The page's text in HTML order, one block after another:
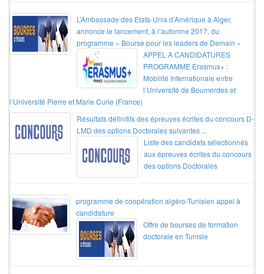
L’Ambassade des Etats-Unis d’Amérique à Alger,
annonce le lancement, à l’automne 2017, du
programme « Bourse pour les leaders de Demain »
APPEL A CANDIDATURES
PROGRAMME Erasmus+ :
Mobilité Internationale entre
l’Université de Boumerdes et
l’Université Pierre et Marie Curie (France)
Résultats définitifs des épreuves écrites du concours D-
LMD des options Doctorales suivantes ...
Liste des candidats sélectionnés
aux épreuves écrites du concours
des options Doctorales
programme de coopération algéro-Tunisien appel à
candidature
Offre de bourses de formation
doctorale en Tunisie